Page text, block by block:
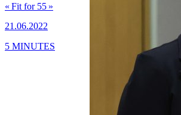
« Fit for 55 »
21.06.2022
5 MINUTES